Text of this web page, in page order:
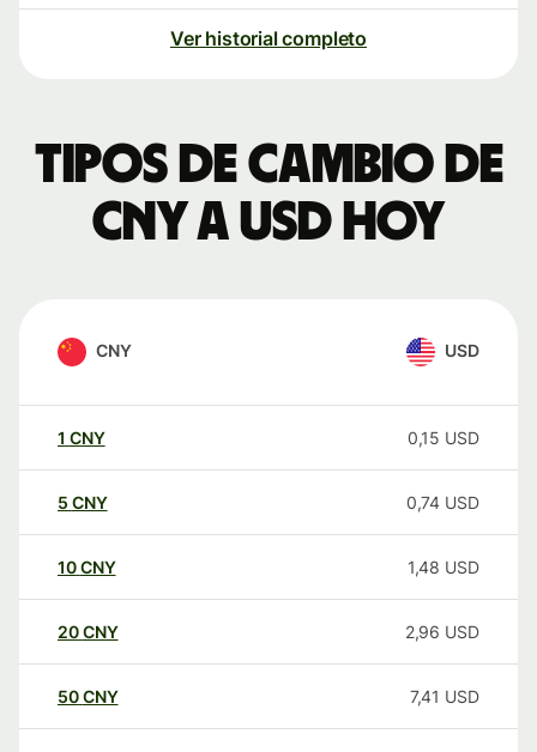
Ver historial completo
Tipos de cambio de
CNY a USD hoy
CNY USD
1 CNY 0,15 USD
5 CNY 0,74 USD
10CNY 1,48 USD
20CNY 2,96 USD
50CNY 7,41 USD